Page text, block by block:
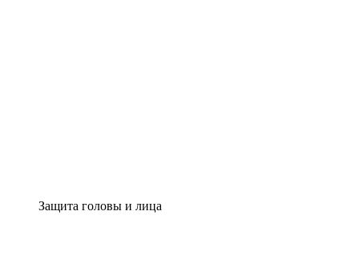
Защита головы и лица